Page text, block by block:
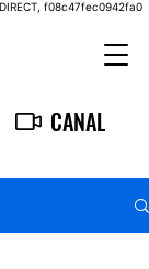
f08c47fec0942fa0
CANAL